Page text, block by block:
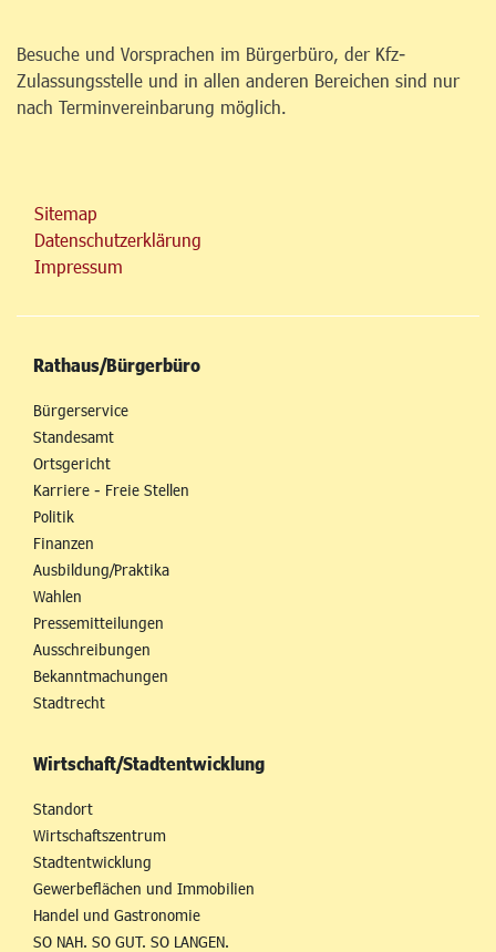
Besuche und Vorsprachen im Bürgerbüro, der Kfz-
Zulassungsstelle und in allen anderen Bereichen sind nur
nach Terminvereinbarung möglich.
Sitemap
Datenschutzerklärung
Impressum
Rathaus/Bürgerbüro
Bürgerservice
Standesamt
Ortsgericht
Karriere - Freie Stellen
Politik
Finanzen
Ausbildung/Praktika
Wahlen
Pressemitteilungen
Ausschreibungen
Bekanntmachungen
Stadtrecht
Wirtschaft/Stadtentwicklung
Standort
Wirtschaftszentrum
Stadtentwicklung
Gewerbeflächen und Immobilien
Handel und Gastronomie
SO NAH. SO GUT. SO LANGEN.